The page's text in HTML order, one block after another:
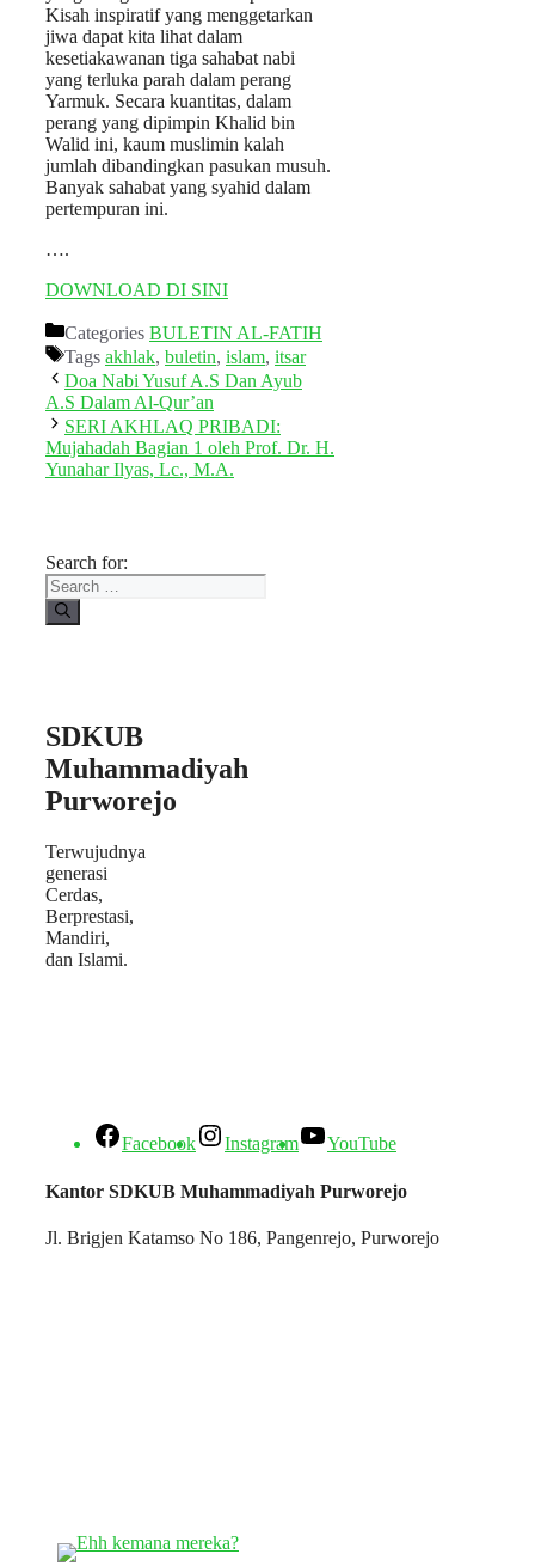
Kisah inspiratif yang menggetarkan
jiwa dapat kita lihat dalam
kesetiakawanan tiga sahabat nabi
yang terluka parah dalam perang
Yarmuk. Secara kuantitas, dalam
perang yang dipimpin Khalid bin
Walid ini, kaum muslimin kalah
jumlah dibandingkan pasukan musuh.
Banyak sahabat yang syahid dalam
pertempuran ini.
….
DOWNLOAD DI SINI
Categories BULETIN AL-FATIH
Tags akhlak, buletin, islam, itsar
Doa Nabi Yusuf A.S Dan Ayub
A.S Dalam Al-Qur’an
SERI AKHLAQ PRIBADI:
Mujahadah Bagian 1 oleh Prof. Dr. H.
Yunahar Ilyas, Lc., M.A.
Search for:
SDKUB
Muhammadiyah
Purworejo
Terwujudnya
generasi
Cerdas,
Berprestasi,
Mandiri,
dan Islami.
Facebook Instagram YouTube
Kantor SDKUB Muhammadiyah Purworejo
Jl. Brigjen Katamso No 186, Pangenrejo, Purworejo